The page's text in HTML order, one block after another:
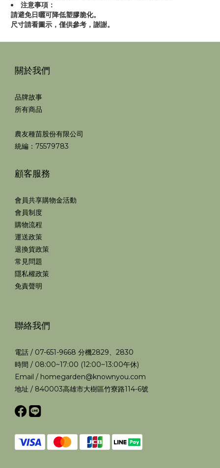
注意事項：
請避免日曬可降低塑膠脆化。
尺寸請看圖示，僅供參考，謝謝。
關於我們
品牌故事
所有商品
農友種苗股份有限公司
統編：75579783
顧客服務
會員共享購物金活動
會員制度
購物流程
運送政策
退換貨政策
常見問題
隱私權政策
免責聲明
聯絡我們
電話 / 07-651-9668 分機2829、2830
時間 / 08:00~17:00 (12:00~13:00午休)
Email / homegarden@knownyou.com
地址 / 840003高雄市大樹區竹寮路114-6號